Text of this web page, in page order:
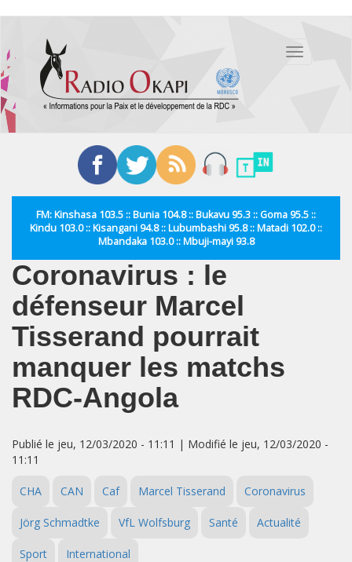
contenu
principal
Toggle
FM: Kinshasa 103.5 :: Bunia 104.8 :: Bukavu 95.3 :: Goma 95.5 ::
Kindu 103.0 :: Kisangani 94.8 :: Lubumbashi 95.8 :: Matadi 102.0 ::
Mbandaka 103.0 :: Mbuji-mayi 93.8
Coronavirus : le
défenseur Marcel
Tisserand pourrait
manquer les matchs
RDC-Angola
Publié le jeu, 12/03/2020 - 11:11 | Modifié le jeu, 12/03/2020 -
11:11
CHA CAN Caf Marcel Tisserand Coronavirus
Jörg Schmadtke VfL Wolfsburg Santé Actualité
Sport International